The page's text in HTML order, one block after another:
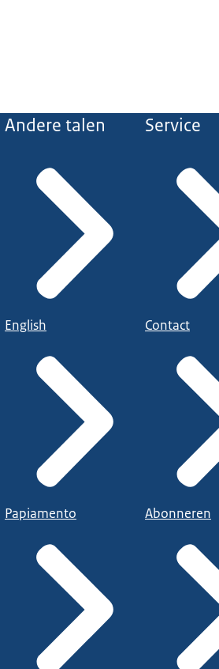
Andere talen
English
Papiamento
Service
Contact
Abonneren